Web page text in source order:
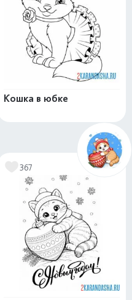
Кошка в юбке
367